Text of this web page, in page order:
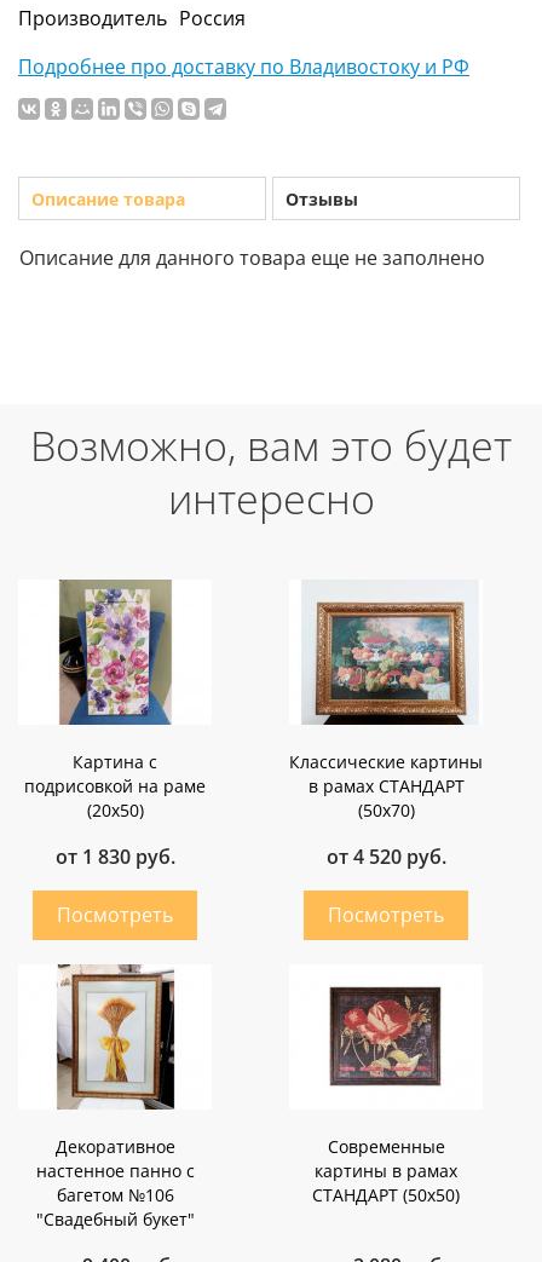
Производитель Россия
Подробнее про доставку по Владивостоку и РФ
Описание товара Отзывы
Описание для данного товара еще не заполнено
Возможно, вам это будет
интересно
Картина с
подрисовкой на раме
(20х50)
от 1 830 руб.
Классические картины
в рамах СТАНДАРТ
(50х70)
от 4 520 руб.
Декоративное
настенное панно с
багетом №106
"Свадебный букет"
Современные
картины в рамах
СТАНДАРТ (50х50)